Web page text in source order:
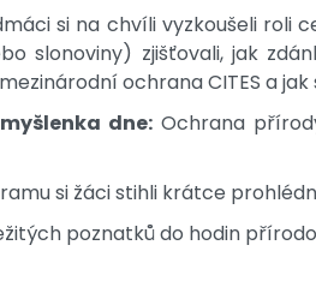
si na chvíli vyzkoušeli
slonoviny) zjišťovali, jak
ochrana CITES a
dne:Ochrana
si žáci stihli krátce
poznatků do hodin